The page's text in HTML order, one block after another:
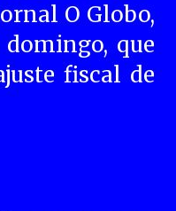
O Globo,
que
fiscal de